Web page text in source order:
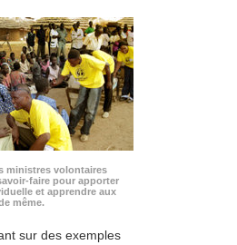
ministres volontaires
faire pour apporter
et apprendre aux
même.
sur des exemples